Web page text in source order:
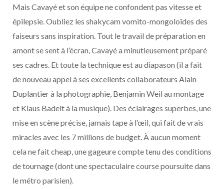
Mais Cavayé et son équipe ne confondent pas vitesse et
épilepsie. Oubliez les shakycam vomito-mongoloïdes des
faiseurs sans inspiration. Tout le travail de préparation en
amont se sent à l’écran, Cavayé a minutieusement préparé
ses cadres. Et toute la technique est au diapason (il a fait
de nouveau appel à ses excellents collaborateurs Alain
Duplantier à la photographie, Benjamin Weil au montage
et Klaus Badelt à la musique). Des éclairages superbes, une
mise en scène précise, jamais tape à l’œil, qui fait de vrais
miracles avec les 7 millions de budget. À aucun moment
cela ne fait cheap, une gageure compte tenu des conditions
de tournage (dont une spectaculaire course poursuite dans
le métro parisien).